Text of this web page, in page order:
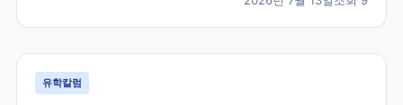
유학칼럼